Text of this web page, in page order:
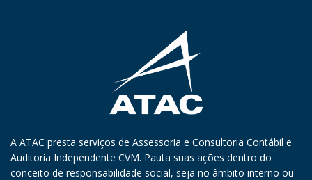
A ATAC presta serviços de Assessoria e Consultoria Contábil e
Auditoria Independente CVM. Pauta suas ações dentro do
conceito de responsabilidade social, seja no âmbito interno ou